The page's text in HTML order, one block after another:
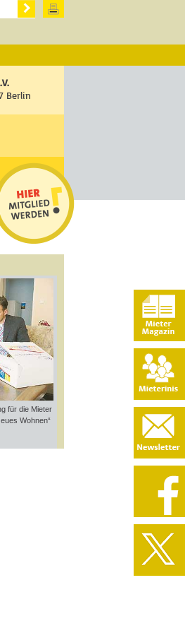
Berlin
für die Mieter
Wohnen“